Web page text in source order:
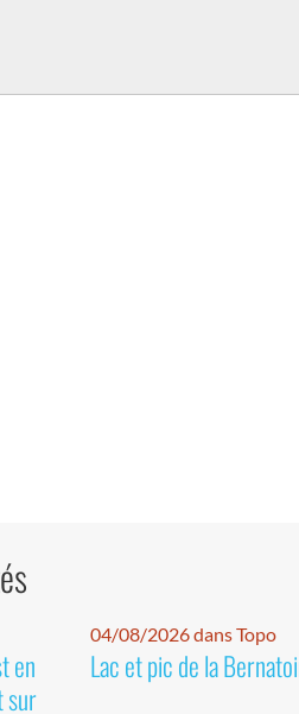
en
sur
04/08/2026 dans Topo
Lac et pic de la